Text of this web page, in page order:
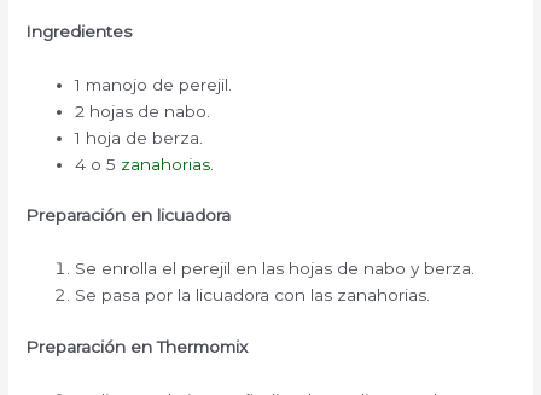
Ingredientes
1 manojo de perejil.
2 hojas de nabo.
1 hoja de berza.
4 o 5 zanahorias
Preparación en licuadora
Se enrolla el perejil en las hojas de nabo y berza.
Se pasa por la licuadora con las zanahorias.
Preparación en Thermomix